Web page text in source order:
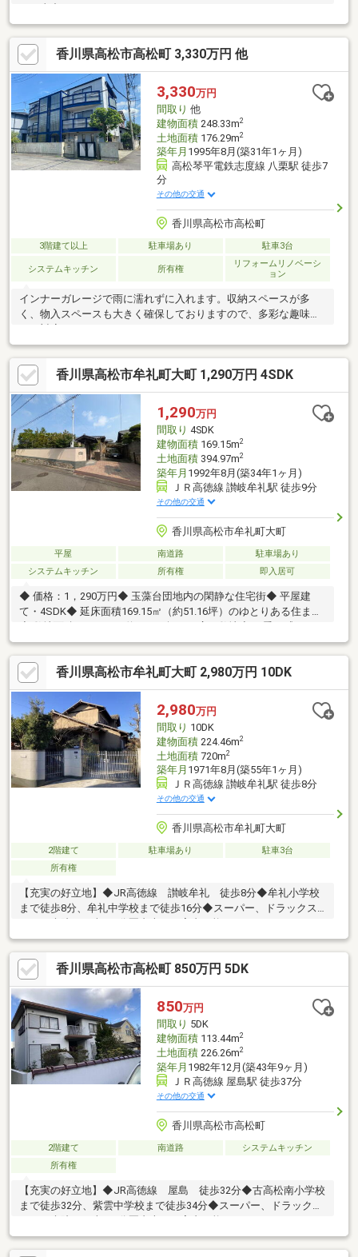
に工事中です♪
香川県高松市高松町 3,330万円 他
3,330万円
間取り 他
建物面積248.33m2
土地面積176.29m2
築年月 1995年8月(築31年1ヶ月)
高松琴平電鉄志度線 八栗駅 徒歩7
分
その他の交通
香川県高松市高松町
3階建て以上 駐車場あり 駐車3台
システムキッチン 所有権
リフォームリノベーシ
ョン
インナーガレージで雨に濡れずに入れます。収納スペースが多
く、物入スペースも大きく確保しておりますので、多彩な趣味に
香川県高松市牟礼町大町 1,290万円 4SDK
1,290万円
間取り 4SDK
建物面積169.15m2
土地面積394.97m2
築年月 1992年8月(築34年1ヶ月)
ＪＲ高徳線 讃岐牟礼駅 徒歩9分
その他の交通
香川県高松市牟礼町大町
平屋 南道路
駐車場あり
システムキッチン
所有権 即入居可
◆ 価格：1，290万円◆ 玉藻台団地内の閑静な住宅街◆ 平屋建
て・4SDK◆ 延床面積169.15㎡（約51.16坪）のゆとりある住まい
◆ 敷地面積394.97㎡（約119.47坪）の広々敷地◆ 四季を感じられ
る中庭付き◆ 収納スペースが豊富で住空間もすっきり◆ 縦列駐
車3台可能◆ 家族みんなが暮らしやすいワンフロア設計◆ 趣味部
屋・書斎・収納など多目的に使える4SDK◆ 広い玄関とゆとりあ
る室内空間◆ ゆったりとしたスローライフを叶える住まい◆ 現
地見学受付中！お気軽にお問い合わせください。
香川県高松市牟礼町大町 2,980万円 10DK
2,980万円
間取り 10DK
建物面積224.46m2
土地面積720m2
築年月 1971年8月(築55年1ヶ月)
ＪＲ高徳線 讃岐牟礼駅 徒歩8分
その他の交通
香川県高松市牟礼町大町
2階建て 駐車場あり
駐車3台
所有権
【充実の好立地】◆JR高徳線 讃岐牟礼 徒歩8分◆牟礼小学校
まで徒歩8分、牟礼中学校まで徒歩16分◆スーパー、ドラックス
香川県高松市高松町 850万円 5DK
850万円
間取り 5DK
建物面積113.44m2
土地面積226.26m2
築年月 1982年12月(築43年9ヶ月)
ＪＲ高徳線 屋島駅 徒歩37分
その他の交通
香川県高松市高松町
2階建て 南道路
システムキッチン
所有権
【充実の好立地】◆JR高徳線 屋島 徒歩32分◆古高松南小学校
まで徒歩32分、紫雲中学校まで徒歩34分◆スーパー、ドラックス
トア、病院まで車で5分圏内本日ご案内可能です♪